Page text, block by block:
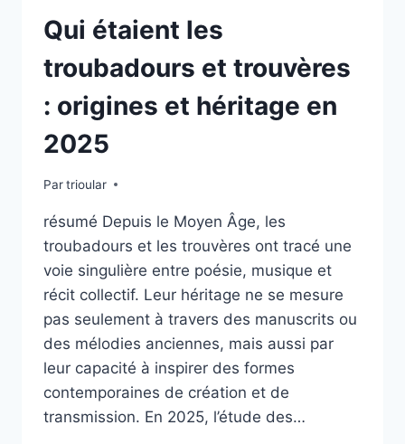
Qui étaient les
troubadours et trouvères
: origines et héritage en
2025
Partrioular
résumé Depuis le Moyen Âge, les
troubadours et les trouvères ont tracé une
voie singulière entre poésie, musique et
récit collectif. Leur héritage ne se mesure
pas seulement à travers des manuscrits ou
des mélodies anciennes, mais aussi par
leur capacité à inspirer des formes
contemporaines de création et de
transmission. En 2025, l’étude des…